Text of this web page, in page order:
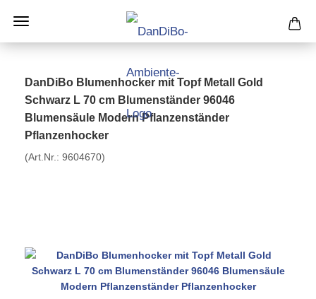
DanDiBo Blumenhocker mit Topf Metall Gold
Schwarz L 70 cm Blumenständer 96046
Blumensäule Modern Pflanzenständer
Pflanzenhocker
(Art.Nr.: 9604670)